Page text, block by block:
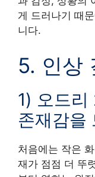
게 드러나기 때
니다.
5. 인상
1) 오드리
존재감을
처음에는 작은
재가 점점 더 뚜